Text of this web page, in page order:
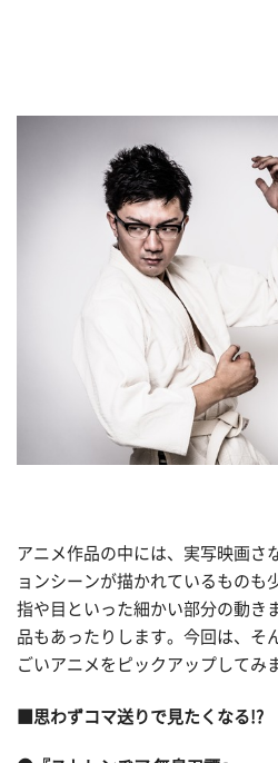
アニメ作品の中には、実写映画さ
ョンシーンが描かれているものも
指や目といった細かい部分の動き
品もあったりします。今回は、そ
ごいアニメをピックアップしてみ
■思わずコマ送りで見たくなる!?